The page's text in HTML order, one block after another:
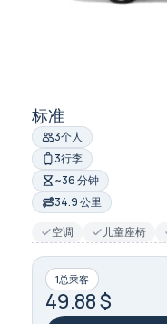
标准
3个人
3行李
~36 分钟
34.9 公里
空调
儿童座椅
1总乘客
49.88 $